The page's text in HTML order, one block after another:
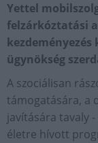
Yettel
felzárkóztatási
ügynökség
A szociálisan
támogatására, a
javítására tavaly
életre hívott